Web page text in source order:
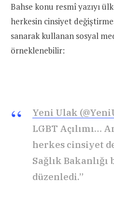
Bahse konu resmî yazıyı
herkesin cinsiyet
sanarak kullanan sosyal
örneklenebilir:
Yeni Ulak
LGBT Açılımı…
herkes cinsiyet
Sağlık
düzenledi.”